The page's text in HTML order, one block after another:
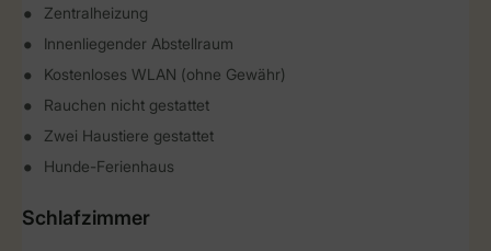
Zentralheizung
Innenliegender Abstellraum
Kostenloses WLAN (ohne Gewähr)
Rauchen nicht gestattet
Zwei Haustiere gestattet
Hunde-Ferienhaus
Schlafzimmer